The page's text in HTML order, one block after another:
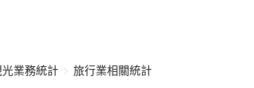
業務統計 旅行業相關統計